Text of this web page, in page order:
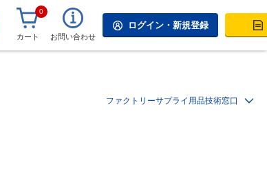
ログイン・新規登録
0
カート お問い合わせ
ファクトリーサプライ用品技術窓口